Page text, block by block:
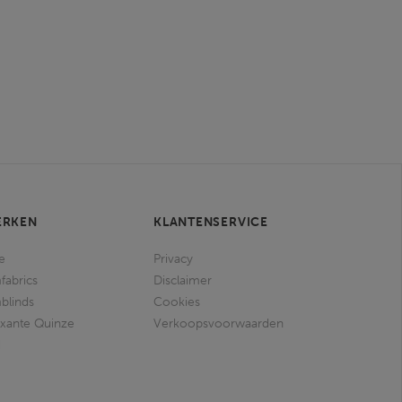
Quinze
KLANTENSERVICE
Privacy
Disclaimer
Cookies
Verkoopsvoorwaarden